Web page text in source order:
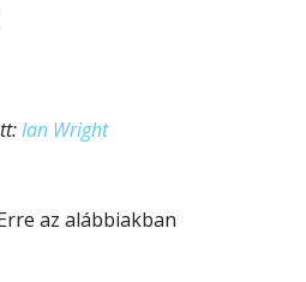
Ian Wright
az alábbiakban